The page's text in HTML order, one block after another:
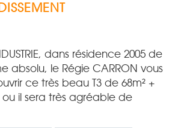
dans résidence 2005 de
absolu, le Régie CARRON vous
ce très beau T3 de 68m² +
il sera très agréable de